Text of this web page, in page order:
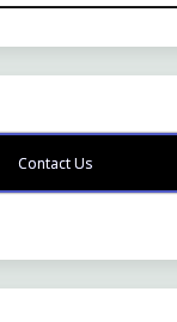
Contact Us